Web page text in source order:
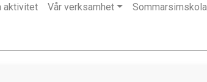
aktivitet Vår verksamhet Sommarsimskola